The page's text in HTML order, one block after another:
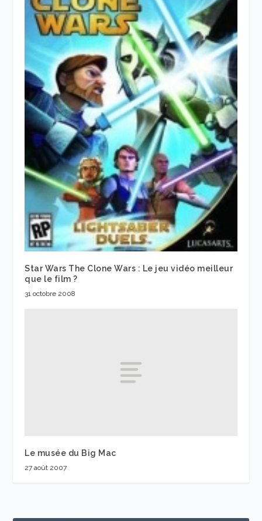
Star Wars The Clone Wars : Le jeu vidéo meilleur
que le film ?
31 octobre 2008
Le musée du Big Mac
27 août 2007